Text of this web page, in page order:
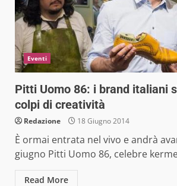
Eventi
Pitti Uomo 86: i brand italiani
colpi di creatività
Redazione 18 Giugno 2014
È ormai entrata nel vivo e andrà
giugno Pitti Uomo 86, celebre
Read More